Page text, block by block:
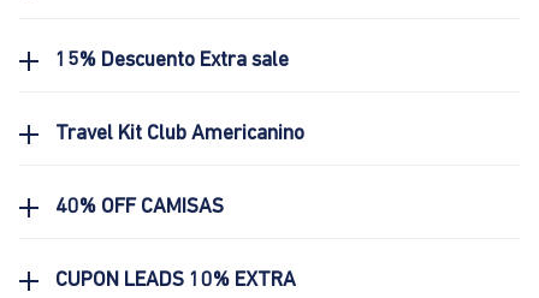
15% Descuento Extra sale
Travel Kit Club Americanino
40% OFF CAMISAS
CUPON LEADS 10% EXTRA